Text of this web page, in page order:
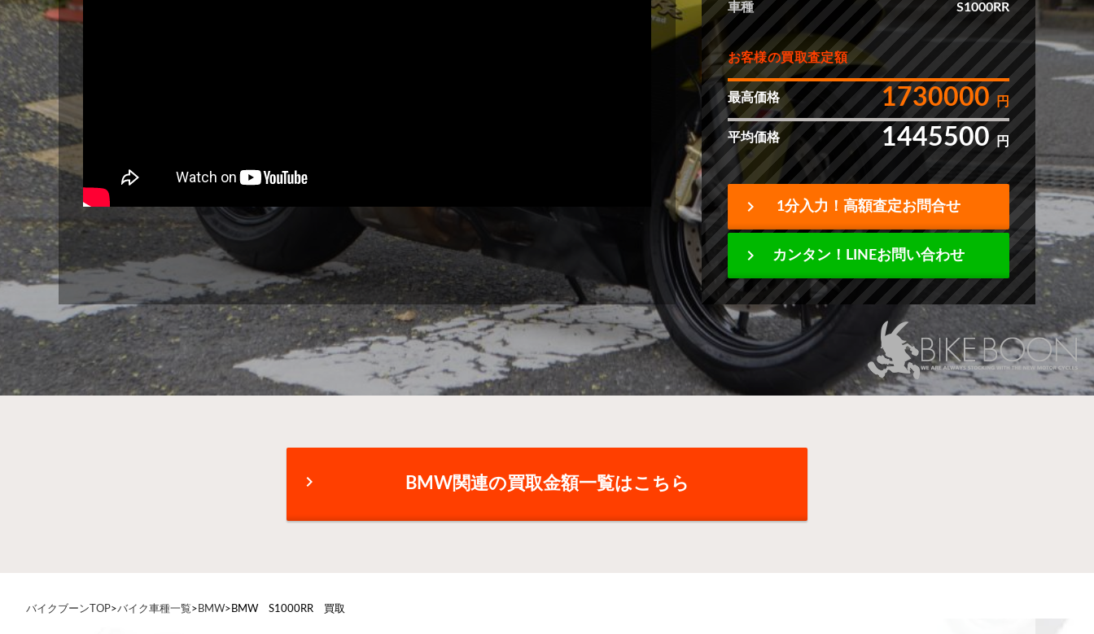
車種 S1000RR
お客様の買取査定額
最高価格 1730000 円
平均価格 1445500 円
chevron_right 1分入力！高額査定お問合せ
chevron_right カンタン！LINEお問い合わせ
chevron_right BMW関連の買取金額一覧はこちら
バイクブーンTOP>バイク車種一覧> BMW> BMW S1000RR 買取